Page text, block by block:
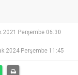
2021 Perşembe 06:30
2024 Perşembe 11:45